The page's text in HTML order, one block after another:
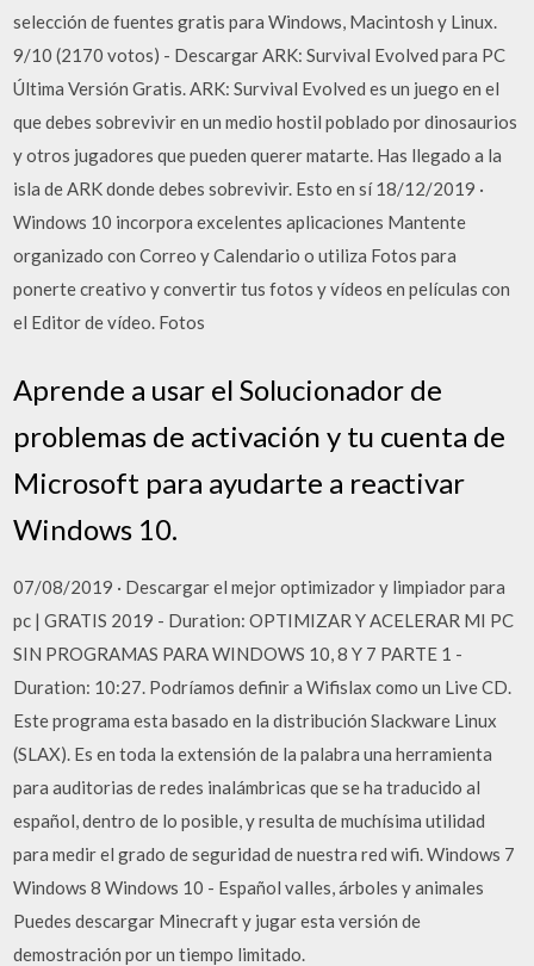
selección de fuentes gratis para Windows, Macintosh y Linux.
9/10 (2170 votos) - Descargar ARK: Survival Evolved para PC
Última Versión Gratis. ARK: Survival Evolved es un juego en el
que debes sobrevivir en un medio hostil poblado por dinosaurios
y otros jugadores que pueden querer matarte. Has llegado a la
isla de ARK donde debes sobrevivir. Esto en sí 18/12/2019 ·
Windows 10 incorpora excelentes aplicaciones Mantente
organizado con Correo y Calendario o utiliza Fotos para
ponerte creativo y convertir tus fotos y vídeos en películas con
el Editor de vídeo. Fotos
Aprende a usar el Solucionador de
problemas de activación y tu cuenta de
Microsoft para ayudarte a reactivar
Windows 10.
07/08/2019 · Descargar el mejor optimizador y limpiador para
pc | GRATIS 2019 - Duration: OPTIMIZAR Y ACELERAR MI PC
SIN PROGRAMAS PARA WINDOWS 10, 8 Y 7 PARTE 1 -
Duration: 10:27. Podríamos definir a Wifislax como un Live CD.
Este programa esta basado en la distribución Slackware Linux
(SLAX). Es en toda la extensión de la palabra una herramienta
para auditorias de redes inalámbricas que se ha traducido al
español, dentro de lo posible, y resulta de muchísima utilidad
para medir el grado de seguridad de nuestra red wifi. Windows 7
Windows 8 Windows 10 - Español valles, árboles y animales
Puedes descargar Minecraft y jugar esta versión de
demostración por un tiempo limitado.